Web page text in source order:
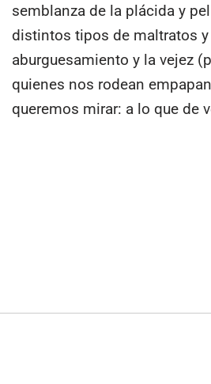
semblanza de la plácida y
distintos tipos de maltratos
aburguesamiento y la vejez
quienes nos rodean
queremos mirar: a lo que de